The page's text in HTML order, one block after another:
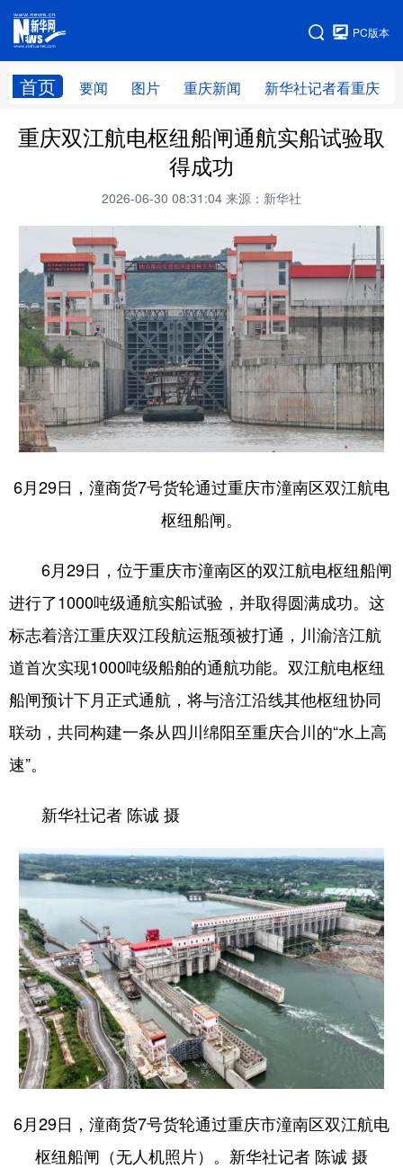
PC版本
首页 要闻 图片 重庆新闻 新华社记者看重庆
网站地图
重庆双江航电枢纽船闸通航实船试验取
得成功
2026-06-30 08:31:04 来源：新华社
6月29日，潼商货7号货轮通过重庆市潼南区双江航电
枢纽船闸。
6月29日，位于重庆市潼南区的双江航电枢纽船闸
进行了1000吨级通航实船试验，并取得圆满成功。这
标志着涪江重庆双江段航运瓶颈被打通，川渝涪江航
道首次实现1000吨级船舶的通航功能。双江航电枢纽
船闸预计下月正式通航，将与涪江沿线其他枢纽协同
联动，共同构建一条从四川绵阳至重庆合川的“水上高
速”。
新华社记者 陈诚 摄
6月29日，潼商货7号货轮通过重庆市潼南区双江航电
枢纽船闸（无人机照片）。新华社记者 陈诚 摄